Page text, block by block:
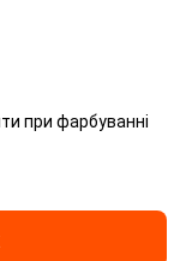
при фарбуванні